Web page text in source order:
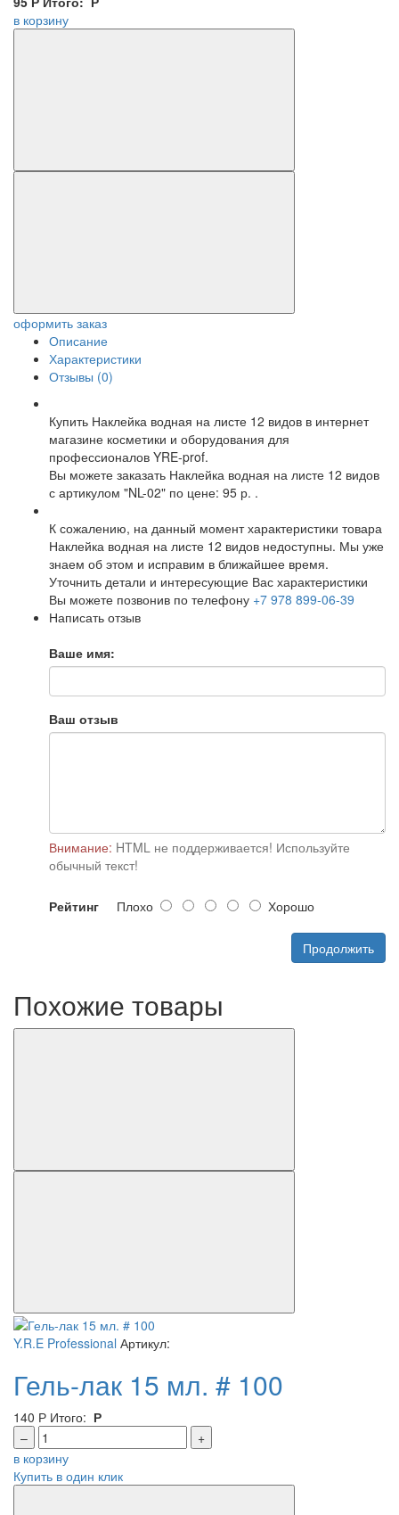
в корзину
оформить заказ
Описание
Характеристики
Отзывы (0)
Купить Наклейка водная на листе 12 видов в интернет
магазине косметики и оборудования для
профессионалов YRE-prof.
Вы можете заказать Наклейка водная на листе 12 видов
с артикулом "NL-02" по цене: 95 р. .
К сожалению, на данный момент характеристики товара
Наклейка водная на листе 12 видов недоступны. Мы уже
знаем об этом и исправим в ближайшее время.
Уточнить детали и интересующие Вас характеристики
Вы можете позвонив по телефону +7 978 899-06-39
Написать отзыв
Ваше имя:
Ваш отзыв
Внимание: HTML не поддерживается! Используйте
обычный текст!
Рейтинг Плохо Хорошо
Продолжить
Похожие товары
Y.R.E Professional Артикул:
Гель-лак 15 мл. # 100
140 Р Итого: Р
–
+
в корзину
Купить в один клик